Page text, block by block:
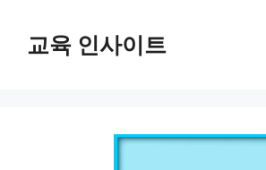
교육 인사이트